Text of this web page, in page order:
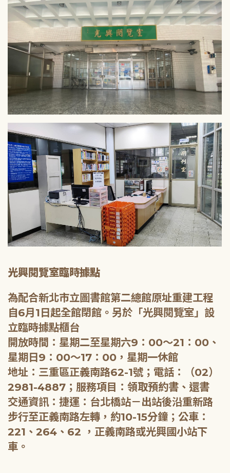
光興閱覽室臨時據點
為配合新北市立圖書館第二總館原址重建工程
自6月1日起全館閉館。另於「光興閱覽室」設
立臨時據點櫃台
開放時間：星期二至星期六9：00～21：00、
星期日9：00～17：00，星期一休館
地址：三重區正義南路62-1號；電話：（02）
2981-4887；服務項目：領取預約書、還書
交通資訊：捷運：台北橋站－出站後沿重新路
步行至正義南路左轉，約10-15分鐘；公車：
221、264、62 ，正義南路或光興國小站下
車。